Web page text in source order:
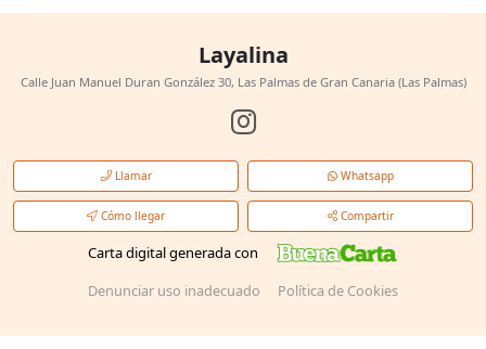
Layalina
Calle Juan Manuel Duran González 30, Las Palmas de Gran Canaria (Las Palmas)
Llamar Whatsapp
Cómo llegar Compartir
Carta digital generada con
Denunciar uso inadecuado
Política de Cookies